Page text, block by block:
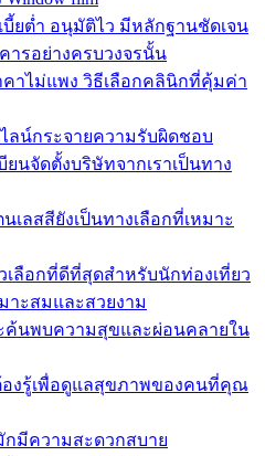
ยต่ำ อนุมัติไว มีหลักฐานชัดเจน
ารอย่างครบวงจรนั้น
าไม่แพง วิธีเลือกคลินิกที่คุ้มค่า
ลน์กระจายความรับผิดชอบ
ยนจัดตั้งบริษัทจากเราเป็นทาง
เลสสียังเป็นทางเลือกที่เหมาะ
เลือกที่ดีที่สุดสำหรับนักท่องเที่ยว
ะสมและสวยงาม
นพบความสุขและผ่อนคลายใน
งรู้เพื่อดูแลสุขภาพของคนที่คุณ
มีความสะดวกสบาย